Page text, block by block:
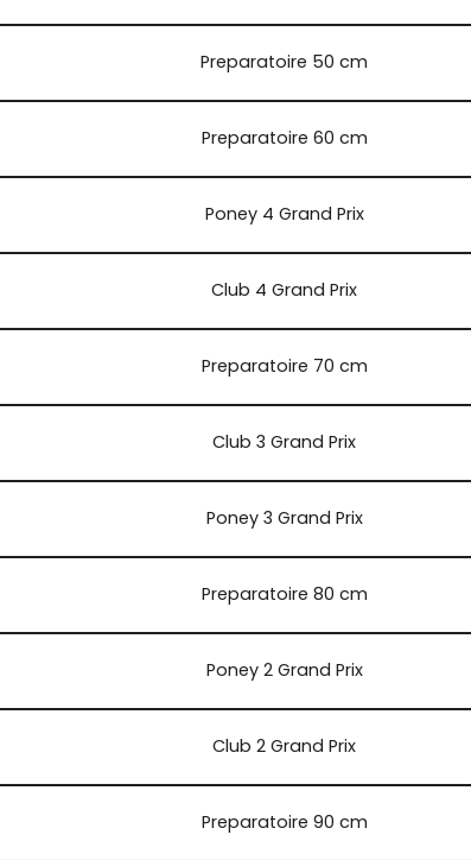
Preparatoire 50 cm
Preparatoire 60 cm
Poney 4 Grand Prix
Club 4 Grand Prix
Preparatoire 70 cm
Club 3 Grand Prix
Poney 3 Grand Prix
Preparatoire 80 cm
Poney 2 Grand Prix
Club 2 Grand Prix
Preparatoire 90 cm